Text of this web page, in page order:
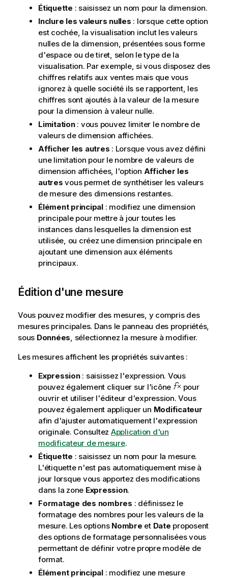
Étiquette : saisissez un nom pour la dimension.
Inclure les valeurs nulles : lorsque cette option
est cochée, la visualisation inclut les valeurs
nulles de la dimension, présentées sous forme
d'espace ou de tiret, selon le type de la
visualisation. Par exemple, si vous disposez des
chiffres relatifs aux ventes mais que vous
ignorez à quelle société ils se rapportent, les
chiffres sont ajoutés à la valeur de la mesure
pour la dimension à valeur nulle.
Limitation: vous pouvez limiter le nombre de
valeurs de dimension affichées.
Afficher les autres : Lorsque vous avez défini
une limitation pour le nombre de valeurs de
dimension affichées, l'option Afficher les
autres vous permet de synthétiser les valeurs
de mesure des dimensions restantes.
Élément principal: modifiez une dimension
principale pour mettre à jour toutes les
instances dans lesquelles la dimension est
utilisée, ou créez une dimension principale en
ajoutant une dimension aux éléments
principaux.
Édition d'une mesure
Vous pouvez modifier des mesures, y compris des
mesures principales. Dans le panneau des propriétés,
sous Données , sélectionnez la mesure à modifier.
Les mesures affichent les propriétés suivantes :
Expression: saisissez l'expression. Vous
pouvez également cliquer sur l'icône
pour
ouvrir et utiliser l'éditeur d'expression. Vous
pouvez également appliquer un Modificateur
afin d'ajuster automatiquement l'expression
originale. Consultez Application d'un
modificateur de mesure.
Étiquette : saisissez un nom pour la mesure.
L'étiquette n'est pas automatiquement mise à
jour lorsque vous apportez des modifications
dans la zone Expression.
Formatage des nombres : définissez le
formatage des nombres pour les valeurs de la
mesure. Les options Nombre et Date proposent
des options de formatage personnalisées vous
permettant de définir votre propre modèle de
format.
Élément principal: modifiez une mesure